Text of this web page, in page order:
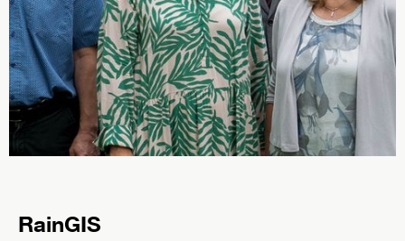
RainGIS